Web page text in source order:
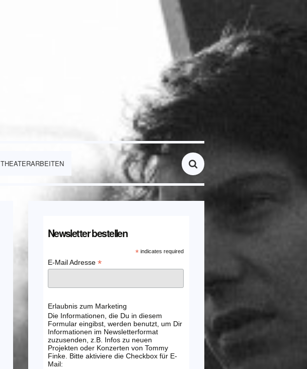
THEATERARBEITEN
Newsletter bestellen
*indicates required
E-Mail Adresse *
Erlaubnis zum Marketing
Die Informationen, die Du in diesem
Formular eingibst, werden benutzt, um Dir
Informationen im Newsletterformat
zuzusenden, z.B. Infos zu neuen
Projekten oder Konzerten von Tommy
Finke. Bitte aktiviere die Checkbox für E-
Mail: